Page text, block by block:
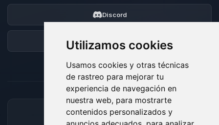
Utilizamos cookies
Usamos cookies y otras técnicas
de rastreo para mejorar tu
experiencia de navegación en
nuestra web, para mostrarte
contenidos personalizados y
Discord
Foro
MÉTODOS DE PAGO ACEPTADOS